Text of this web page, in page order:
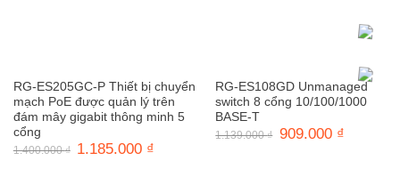
RG-ES205GC-P Thiết bị chuyển
mạch PoE được quản lý trên
đám mây gigabit thông minh 5
cổng
1.400.000₫ Giá
gốc
1.185.000 ₫
RG-ES108GD Unmanaged
switch 8 cổng 10/100/1000
BASE-T
1.139.000₫ Giá
gốc
909.000 ₫